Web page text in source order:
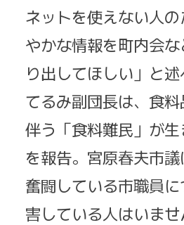
ネットを使えない人
やかな情報を町内会
り出してほしい」と
てるみ副団長は、食
伴う「食料難民」が
を報告。宮原春夫市
奮闘している市職員
害している人はいま